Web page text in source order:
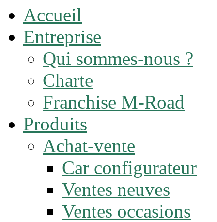
Accueil
Entreprise
Qui sommes-nous ?
Charte
Franchise M-Road
Produits
Achat-vente
Car configurateur
Ventes neuves
Ventes occasions